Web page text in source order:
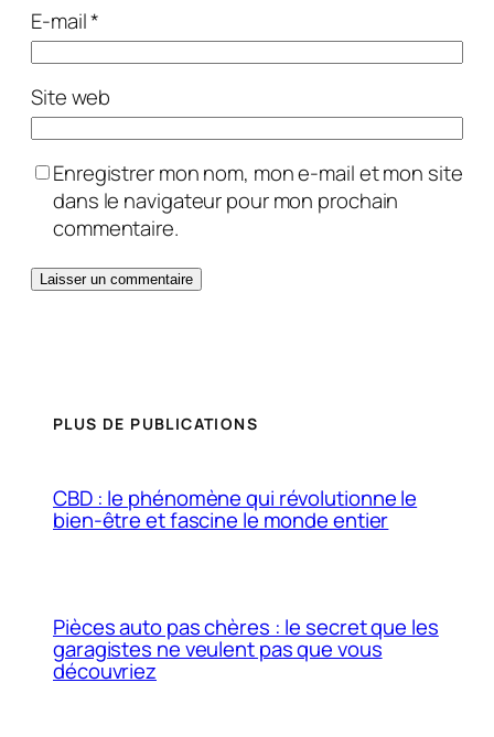
E-mail*
Site web
Enregistrer mon nom, mon e-mail et mon site
dans le navigateur pour mon prochain
commentaire.
PLUS DE PUBLICATIONS
CBD : le phénomène qui révolutionne le
bien-être et fascine le monde entier
Pièces auto pas chères : le secret que les
garagistes ne veulent pas que vous
découvriez